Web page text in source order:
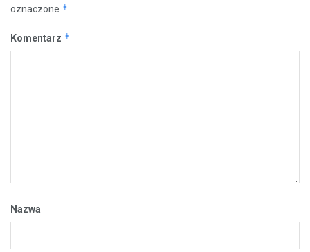
oznaczone *
Komentarz *
Nazwa